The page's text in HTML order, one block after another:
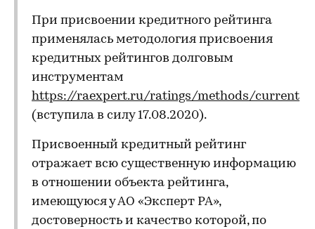
При присвоении кредитного рейтинга
применялась методология присвоения
кредитных рейтингов долговым
инструментам
https://raexpert.ru/ratings/methods/current
(вступила в силу 17.08.2020).
Присвоенный кредитный рейтинг
отражает всю существенную информацию
в отношении объекта рейтинга,
имеющуюся у АО «Эксперт РА»,
достоверность и качество которой, по